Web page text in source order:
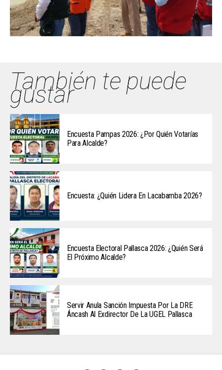
También te puede
gustar
Encuesta Pampas 2026: ¿Por Quién Votarías
Para Alcalde?
Encuesta: ¿Quién Lidera En Lacabamba 2026?
Encuesta Electoral Pallasca 2026: ¿Quién Será
El Próximo Alcalde?
Servir Anula Sanción Impuesta Por La DRE
Áncash Al Exdirector De La UGEL Pallasca